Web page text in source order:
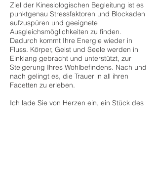
Ziel der Kinesiologischen Begleitung ist es
punktgenau Stressfaktoren und Blockaden
aufzuspüren und geeignete
Ausgleichsmöglichkeiten zu finden.
Dadurch kommt Ihre Energie wieder in
Fluss. Körper, Geist und Seele werden in
Einklang gebracht und unterstützt, zur
Steigerung Ihres Wohlbefindens. Nach und
nach gelingt es, die Trauer in all ihren
Facetten zu erleben.
Ich lade Sie von Herzen ein, ein Stück des